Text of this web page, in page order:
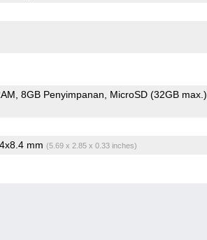
8GB Penyimpanan MicroSD (32GB max.)
mm (5.69 x 2.85 x 0.33 inches)